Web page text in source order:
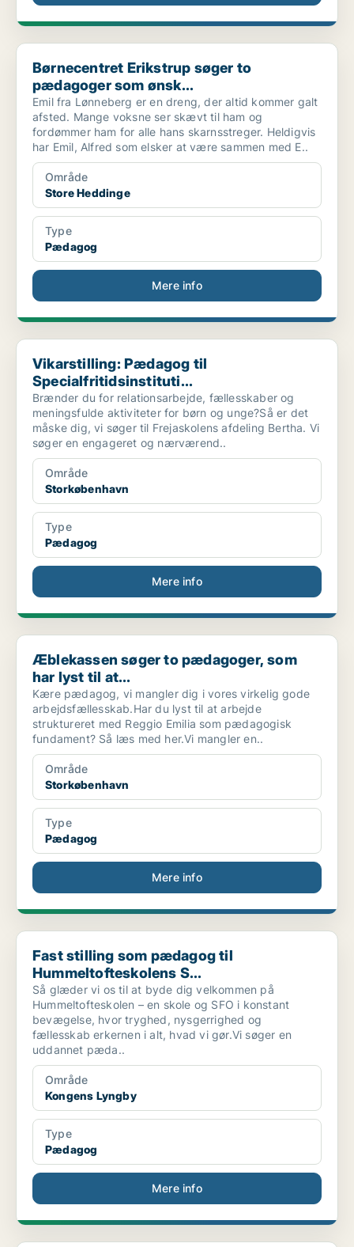
Børnecentret Erikstrup søger to pædagoger som ønsk...
Børnecentret Erikstrup søger to
pædagoger som ønsk...
Emil fra Lønneberg er en dreng, der altid kommer galt
afsted. Mange voksne ser skævt til ham og
fordømmer ham for alle hans skarnsstreger. Heldigvis
har Emil, Alfred som elsker at være sammen med E..
Område
Store Heddinge
Type
Pædagog
Mere info
Vikarstilling: Pædagog til Specialfritidsinstituti...
Vikarstilling: Pædagog til
Specialfritidsinstituti...
Brænder du for relationsarbejde, fællesskaber og
meningsfulde aktiviteter for børn og unge?Så er det
måske dig, vi søger til Frejaskolens afdeling Bertha. Vi
søger en engageret og nærværend..
Område
Storkøbenhavn
Type
Pædagog
Mere info
Æblekassen søger to pædagoger, som har lyst til at...
Æblekassen søger to pædagoger, som
har lyst til at...
Kære pædagog, vi mangler dig i vores virkelig gode
arbejdsfællesskab.Har du lyst til at arbejde
struktureret med Reggio Emilia som pædagogisk
fundament? Så læs med her.Vi mangler en..
Område
Storkøbenhavn
Type
Pædagog
Mere info
Fast stilling som pædagog til Hummeltofteskolens S...
Fast stilling som pædagog til
Hummeltofteskolens S...
Så glæder vi os til at byde dig velkommen på
Hummeltofteskolen – en skole og SFO i konstant
bevægelse, hvor tryghed, nysgerrighed og
fællesskab erkernen i alt, hvad vi gør.Vi søger en
uddannet pæda..
Område
Kongens Lyngby
Type
Pædagog
Mere info